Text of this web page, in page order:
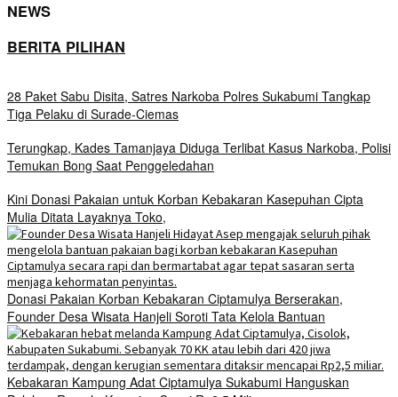
NEWS
BERITA PILIHAN
28 Paket Sabu Disita, Satres Narkoba Polres Sukabumi Tangkap
Tiga Pelaku di Surade-Ciemas
Terungkap, Kades Tamanjaya Diduga Terlibat Kasus Narkoba, Polisi
Temukan Bong Saat Penggeledahan
Kini Donasi Pakaian untuk Korban Kebakaran Kasepuhan Cipta
Mulia Ditata Layaknya Toko,
Donasi Pakaian Korban Kebakaran Ciptamulya Berserakan,
Founder Desa Wisata Hanjeli Soroti Tata Kelola Bantuan
Kebakaran Kampung Adat Ciptamulya Sukabumi Hanguskan